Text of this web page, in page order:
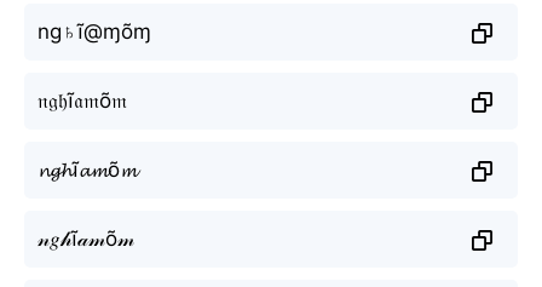
ng♄ĩ@ɱõɱ
𝔫𝔤𝔥ĩ𝔞𝔪õ𝔪
𝓷𝓰𝓱ĩ𝓪𝓶õ𝓶
𝓃𝑔𝒽ĩ𝒶𝓂õ𝓂